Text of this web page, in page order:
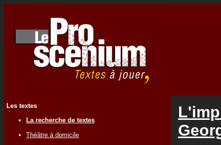
Les textes
La recherche de textes
Théâtre à domicile